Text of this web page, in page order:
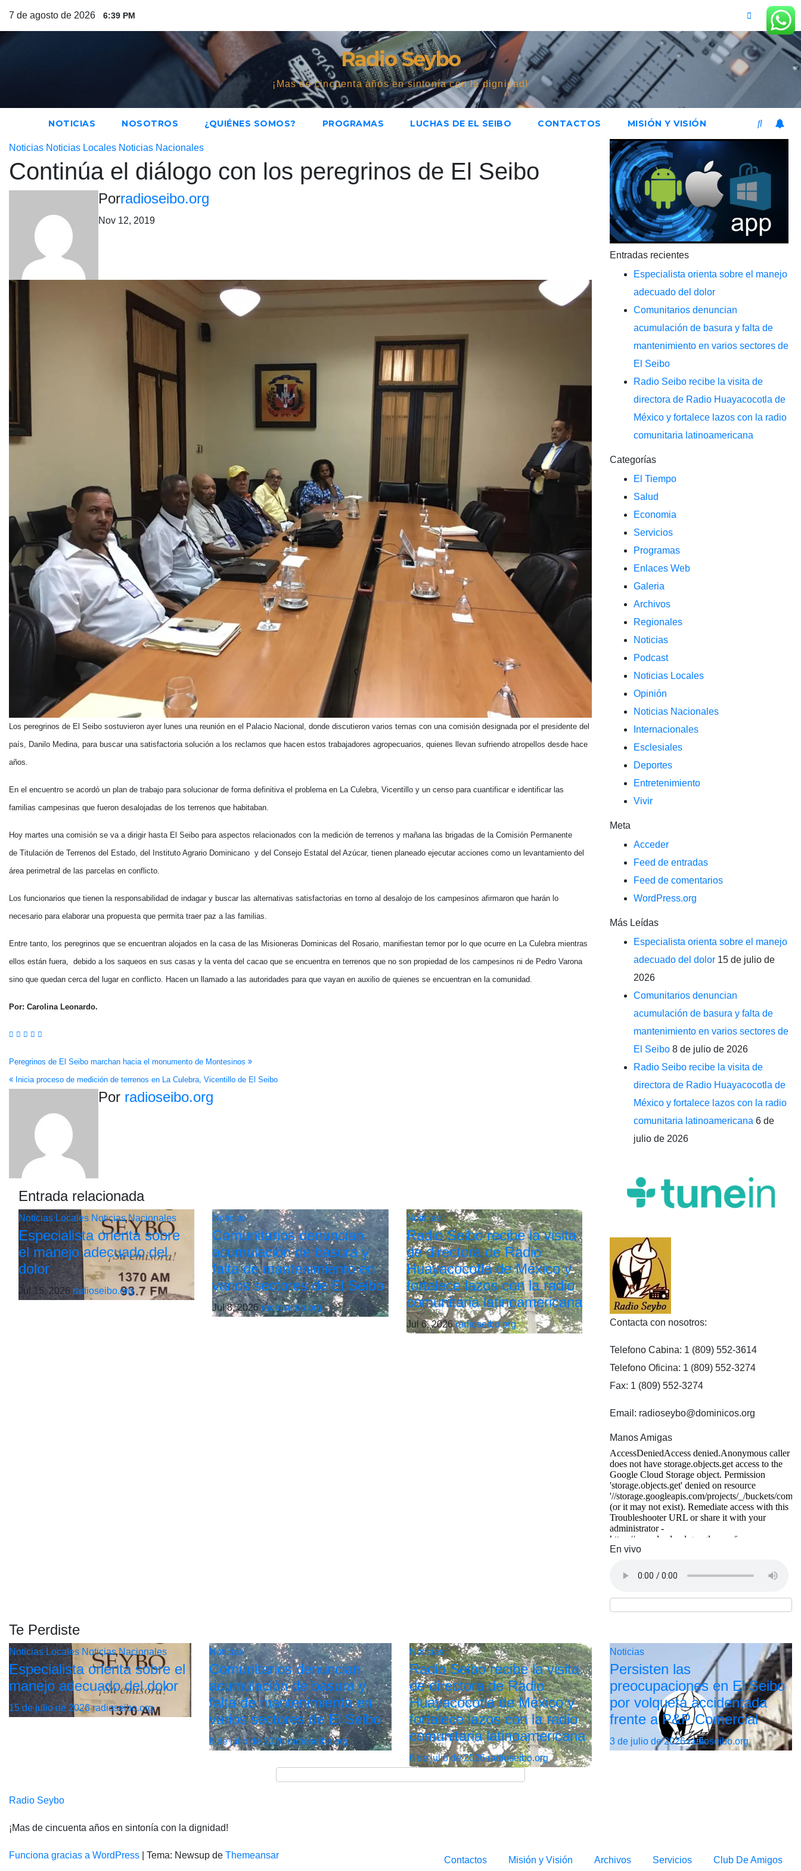
7 de agosto de 2026 6:39 PM
Radio Seybo
¡Mas de cincuenta años en sintonía con la dignidad!
NOTICIAS NOSOTROS ¿QUIÉNES SOMOS? PROGRAMAS LUCHAS DE EL SEIBO CONTACTOS MISIÓN Y VISIÓN
Noticias Noticias Locales Noticias Nacionales
Continúa el diálogo con los peregrinos de El Seibo
Porradioseibo.org
Nov 12, 2019
Los peregrinos de El Seibo sostuvieron ayer lunes una reunión en el Palacio Nacional, donde discutieron varios temas con una comisión designada por el presidente del
país, Danilo Medina, para buscar una satisfactoria solución a los reclamos que hacen estos trabajadores agropecuarios, quienes llevan sufriendo atropellos desde hace
años.
En el encuentro se acordó un plan de trabajo para solucionar de forma definitiva el problema en La Culebra, Vicentillo y un censo para cuantificar e identificar las
familias campesinas que fueron desalojadas de los terrenos que habitaban.
Hoy martes una comisión se va a dirigir hasta El Seibo para aspectos relacionados con la medición de terrenos y mañana las brigadas de la Comisión Permanente
de Titulación de Terrenos del Estado, del Instituto Agrario Dominicano y del Consejo Estatal del Azúcar, tienen planeado ejecutar acciones como un levantamiento del
área perimetral de las parcelas en conflicto.
Los funcionarios que tienen la responsabilidad de indagar y buscar las alternativas satisfactorias en torno al desalojo de los campesinos afirmaron que harán lo
necesario para elaborar una propuesta que permita traer paz a las familias.
Entre tanto, los peregrinos que se encuentran alojados en la casa de las Misioneras Dominicas del Rosario, manifiestan temor por lo que ocurre en La Culebra mientras
ellos están fuera, debido a los saqueos en sus casas y la venta del cacao que se encuentra en terrenos que no son propiedad de los campesinos ni de Pedro Varona
sino que quedan cerca del lugar en conflicto. Hacen un llamado a las autoridades para que vayan en auxilio de quienes se encuentran en la comunidad.
Por: Carolina Leonardo.
Navegación
de
entradas
Peregrinos de El Seibo marchan hacia el monumento de Montesinos
Inicia proceso de medición de terrenos en La Culebra, Vicentillo de El Seibo
Por radioseibo.org
Entrada relacionada
Noticias Locales Noticias Nacionales
Especialista orienta sobre
el manejo adecuado del
dolor
Jul 15, 2026 radioseibo.org
Noticias
Comunitarios denuncian
acumulación de basura y
falta de mantenimiento en
varios sectores de El Seibo
Jul 8, 2026radioseibo.org
Noticias
Radio Seibo recibe la visita
de directora de Radio
Huayacocotla de México y
fortalece lazos con la radio
comunitaria latinoamericana
Jul 6, 2026radioseibo.org
Entradas recientes
Especialista orienta sobre el manejo
adecuado del dolor
Comunitarios denuncian
acumulación de basura y falta de
mantenimiento en varios sectores de
El Seibo
Radio Seibo recibe la visita de
directora de Radio Huayacocotla de
México y fortalece lazos con la radio
comunitaria latinoamericana
Categorías
El Tiempo
Salud
Economia
Servicios
Programas
Enlaces Web
Galeria
Archivos
Regionales
Noticias
Podcast
Noticias Locales
Opinión
Noticias Nacionales
Internacionales
Esclesiales
Deportes
Entretenimiento
Vivir
Meta
Acceder
Feed de entradas
Feed de comentarios
WordPress.org
Más Leídas
Especialista orienta sobre el manejo
adecuado del dolor 15 de julio de
2026
Comunitarios denuncian
acumulación de basura y falta de
mantenimiento en varios sectores de
El Seibo 8 de julio de 2026
Radio Seibo recibe la visita de
directora de Radio Huayacocotla de
México y fortalece lazos con la radio
comunitaria latinoamericana 6 de
julio de 2026
Contacta con nosotros:
Telefono Cabina: 1 (809) 552-3614
Telefono Oficina: 1 (809) 552-3274
Fax: 1 (809) 552-3274
Email: radioseybo@dominicos.org
Manos Amigas
En vivo
Te Perdiste
Noticias Locales Noticias Nacionales
Especialista orienta sobre el
manejo adecuado del dolor
15 de julio de 2026radioseibo.org
Noticias
Comunitarios denuncian
acumulación de basura y
falta de mantenimiento en
varios sectores de El Seibo
8 de julio de 2026radioseibo.org
Noticias
Radio Seibo recibe la visita
de directora de Radio
Huayacocotla de México y
fortalece lazos con la radio
comunitaria latinoamericana
6 de julio de 2026radioseibo.org
Noticias
Persisten las
preocupaciones en El Seibo
por volqueta accidentada
frente a P&P Comercial
3 de julio de 2026radioseibo.org
Radio Seybo
¡Mas de cincuenta años en sintonía con la dignidad!
Funciona gracias a WordPress Tema: Newsup de Themeansar Contactos Misión y Visión Archivos Servicios Club De Amigos